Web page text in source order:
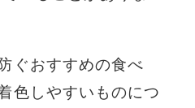
ぐおすすめの食べ
色しやすいものにつ